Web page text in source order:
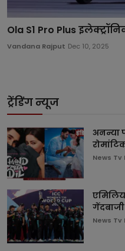
Ola S1 Pro Plus
Vandana Rajput Dec 10, 2025
ट्रेंडिंग न्यूज
अनन्या
News Tv
News Tv